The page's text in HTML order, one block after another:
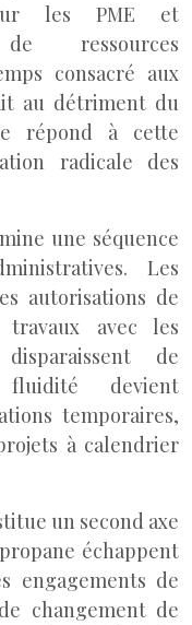
les PME et
ressources
consacré aux
au détriment du
répond à cette
radicale des
une séquence
Les
autorisations de
avec les
de
devient
temporaires,
à calendrier
un second axe
échappent
engagements de
changement de